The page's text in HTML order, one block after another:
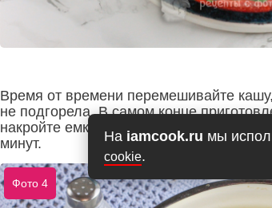
На iamcook.ru мы
cookie.
Время от времени перемешивайте
не подгорела. В самом конце
накройте емкость крышкой и дайте
минут.
Фото 4